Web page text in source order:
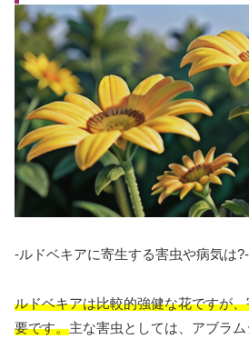
-ルドベキアに寄生する害虫や病気は?-
ルドベキアは比較的強健な花ですが
要です。主な害虫としては、アブラ